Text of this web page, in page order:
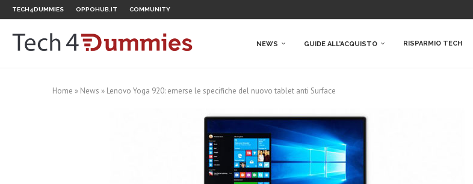
TECH4DUMMIES OPPOHUB.IT COMMUNITY
NEWS GUIDE ALL’ACQUISTO RISPARMIO TECH
Home » News » Lenovo Yoga 920: emerse le specifiche del nuovo tablet anti Surface